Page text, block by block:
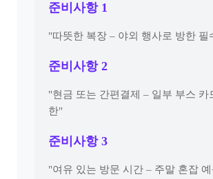
준비사항 1
"따뜻한 복장 – 야외 행사로 방한 필
준비사항 2
"현금 또는 간편결제 – 일부 부스 카
한"
준비사항 3
"여유 있는 방문 시간 – 주말 혼잡